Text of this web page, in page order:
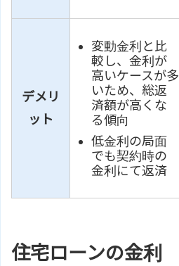
デメリ
ット
変動金利と比
較し、金利が
高いケースが多
いため、総返
済額が高くな
る傾向
低金利の局面
でも契約時の
金利にて返済
住宅ローンの金利